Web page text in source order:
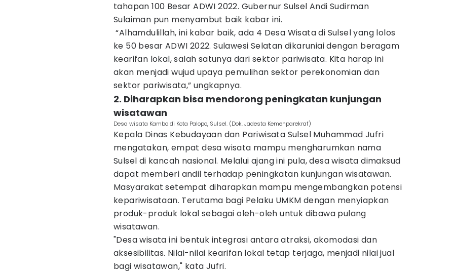
tahapan 100 Besar ADWI 2022. Gubernur Sulsel Andi Sudirman
Sulaiman pun menyambut baik kabar ini.
“Alhamdulillah, ini kabar baik, ada 4 Desa Wisata di Sulsel yang lolos
ke 50 besar ADWI 2022. Sulawesi Selatan dikaruniai dengan beragam
kearifan lokal, salah satunya dari sektor pariwisata. Kita harap ini
akan menjadi wujud upaya pemulihan sektor perekonomian dan
sektor pariwisata,” ungkapnya.
2. Diharapkan bisa mendorong peningkatan kunjungan
wisatawan
Desa wisata Kambo di Kota Palopo, Sulsel. (Dok. Jadesta Kemenparekraf)
Kepala Dinas Kebudayaan dan Pariwisata Sulsel Muhammad Jufri
mengatakan, empat desa wisata mampu mengharumkan nama
Sulsel di kancah nasional. Melalui ajang ini pula, desa wisata dimaksud
dapat memberi andil terhadap peningkatan kunjungan wisatawan.
Masyarakat setempat diharapkan mampu mengembangkan potensi
kepariwisataan. Terutama bagi Pelaku UMKM dengan menyiapkan
produk-produk lokal sebagai oleh-oleh untuk dibawa pulang
wisatawan.
"Desa wisata ini bentuk integrasi antara atraksi, akomodasi dan
aksesibilitas. Nilai-nilai kearifan lokal tetap terjaga, menjadi nilai jual
bagi wisatawan," kata Jufri.